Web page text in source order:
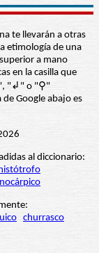
te llevarán a otras
etimología de una
a mano
en la casilla que
"↲" o "⚲"
Google abajo es
al diccionario:
churrasco